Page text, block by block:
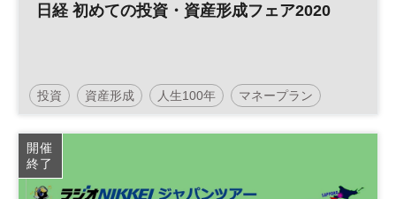
日経 初めての投資・資産形成フェア2020
投資 資産形成 人生100年 マネープラン
ライフプラン
人生100年時代
開催
終了